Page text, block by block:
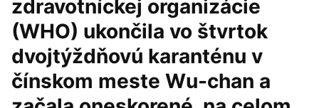
zdravotníckej organizácie
(WHO) ukončila vo štvrtok
dvojtýždňovú karanténu v
čínskom meste Wu-chan a